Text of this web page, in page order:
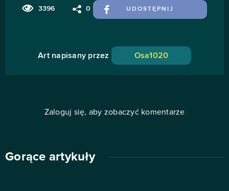
3396 0 UDOSTĘPNIJ
Art napisany przez Osa1020
Zaloguj się, aby zobaczyć komentarze
Gorące artykuły